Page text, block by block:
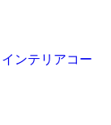
ンテリアコー